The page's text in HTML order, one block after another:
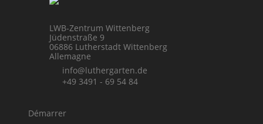
LWB-Zentrum Wittenberg
Jüdenstraße 9
06886 Lutherstadt Wittenberg
Allemagne
info@luthergarten.de
+49 3491 - 69 54 84
Démarrer